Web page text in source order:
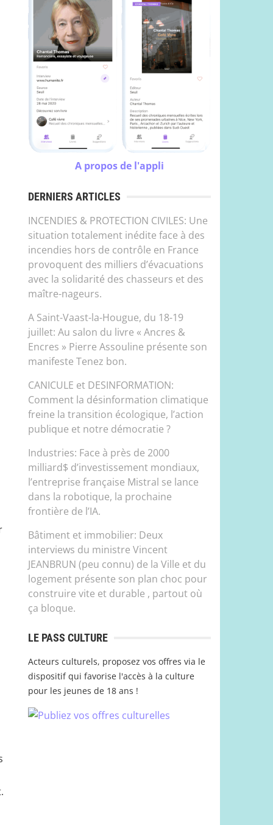
A propos de l'appli
DERNIERS ARTICLES
INCENDIES & PROTECTION CIVILES: Une
situation totalement inédite face à des
incendies hors de contrôle en France
provoquent des milliers d’évacuations
avec la solidarité des chasseurs et des
maître-nageurs.
A Saint-Vaast-la-Hougue, du 18-19
juillet: Au salon du livre « Ancres &
Encres » Pierre Assouline présente son
manifeste Tenez bon.
CANICULE et DESINFORMATION:
Comment la désinformation climatique
freine la transition écologique, l’action
publique et notre démocratie ?
Industries: Face à près de 2000
milliard$ d’investissement mondiaux,
l’entreprise française Mistral se lance
dans la robotique, la prochaine
frontière de l’IA.
Bâtiment et immobilier: Deux
interviews du ministre Vincent
JEANBRUN (peu connu) de la Ville et du
logement présente son plan choc pour
construire vite et durable , partout où
ça bloque.
LE PASS CULTURE
Acteurs culturels, proposez vos offres via le
dispositif qui favorise l'accès à la culture
pour les jeunes de 18 ans !